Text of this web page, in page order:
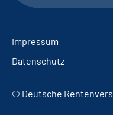
Impressum
Datenschutz
© Deutsche